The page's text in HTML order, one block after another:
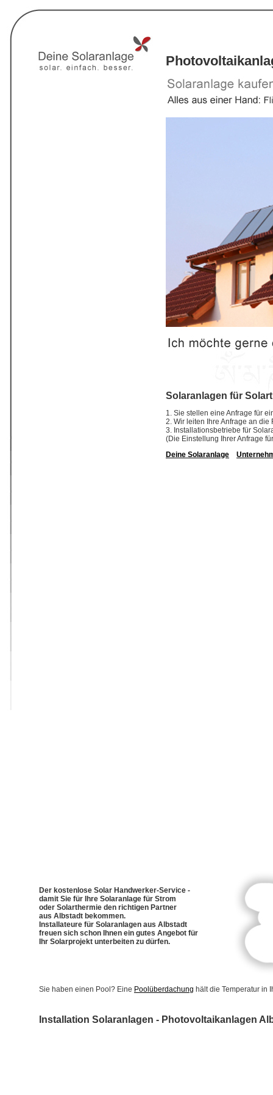
Solaranlagen für
1. Sie stellen eine Anfrage für
2. Wir leiten Ihre Anfrage an
3. Installationsbetriebe für
(Die Einstellung Ihrer Anfrage
Deine Solaranlage
Der kostenlose Solar Handwerker-Service -
damit Sie für Ihre Solaranlage für Strom
oder Solarthermie den richtigen Partner
aus Albstadt bekommen.
Installateure für Solaranlagen aus Albstadt
freuen sich schon Ihnen ein gutes Angebot für
Ihr Solarprojekt unterbeiten zu dürfen.
Sie haben einen Pool? Eine Poolüberdachung hält die Temperatur in
Installation Solaranlagen - Photovoltaikanlagen